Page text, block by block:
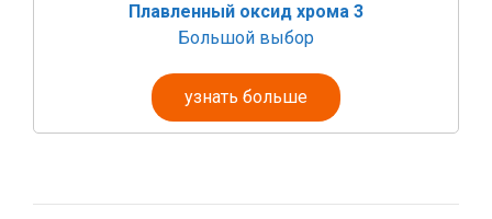
Плавленный оксид хрома 3
Большой выбор
узнать больше